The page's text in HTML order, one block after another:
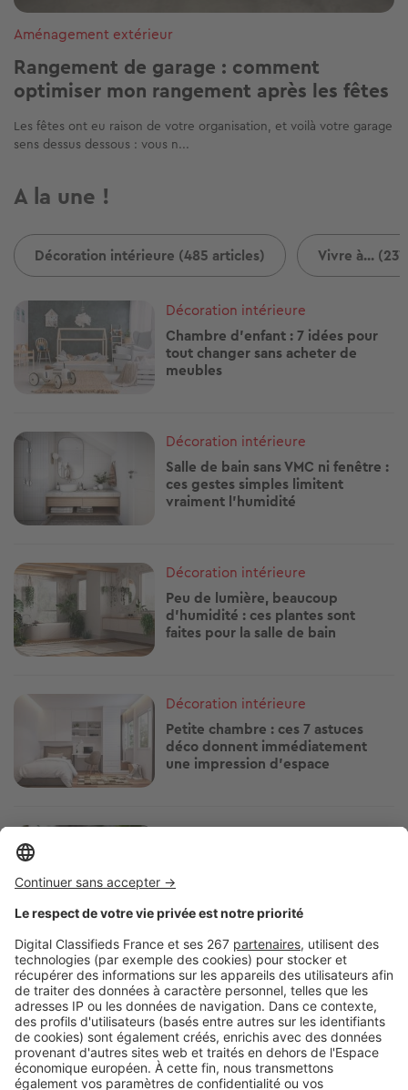
Aménagement extérieur
Rangement de garage : comment
optimiser mon rangement après les fêtes
Les fêtes ont eu raison de votre organisation, et voilà votre garage
sens dessus dessous : vous n...
A la une !
Décoration intérieure (485 articles) Vivre à...
Image
Décoration intérieure
Chambre d’enfant : 7 idées pour
tout changer sans acheter de
meubles
Image
Décoration intérieure
Salle de bain sans VMC ni fenêtre :
ces gestes simples limitent
vraiment l’humidité
Image
Décoration intérieure
Peu de lumière, beaucoup
d’humidité : ces plantes sont
faites pour la salle de bain
Décoration intérieure
Petite chambre : ces 7 astuces
déco donnent immédiatement
une impression d’espace
Image
mieux vivre la canicule ? Voici
lesquelles choisir